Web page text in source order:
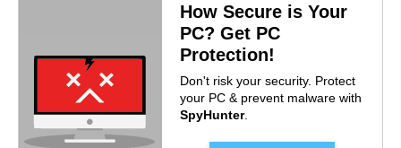
How Secure is Your
PC? Get PC
Protection!
Don't risk your security. Protect
your PC & prevent malware with
SpyHunter.